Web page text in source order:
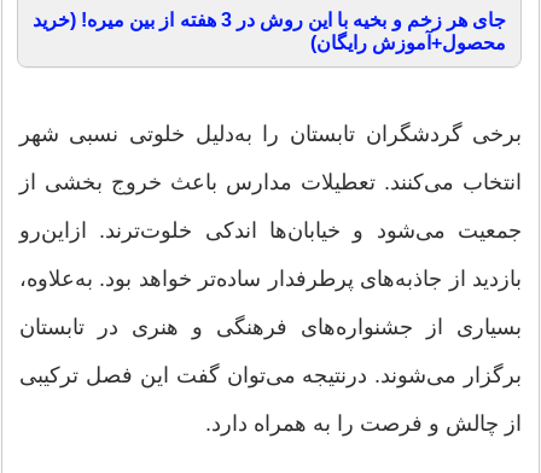
جای هر زخم و بخیه با این روش در 3 هفته از بین میره! (خرید
محصول+آموزش رایگان)
برخی گردشگران تابستان را به‌دلیل خلوتی نسبی شهر
انتخاب می‌کنند. تعطیلات مدارس باعث خروج بخشی از
جمعیت می‌شود و خیابان‌ها اندکی خلوت‌ترند. ازاین‌رو
بازدید از جاذبه‌های پرطرفدار ساده‌تر خواهد بود. به‌علاوه،
بسیاری از جشنواره‌های فرهنگی و هنری در تابستان
برگزار می‌شوند. درنتیجه می‌توان گفت این فصل ترکیبی
از چالش و فرصت را به همراه دارد.